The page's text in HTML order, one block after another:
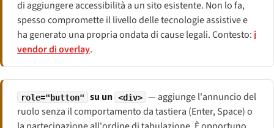
di aggiungere accessibilità a un sito esistente. Non lo fa,
spesso compromette il livello delle tecnologie assistive e
ha generato una propria ondata di cause legali. Contesto: i
vendor di overlay.
role="button" su un <div> — aggiunge l'annuncio del
ruolo senza il comportamento da tastiera (Enter, Space) o